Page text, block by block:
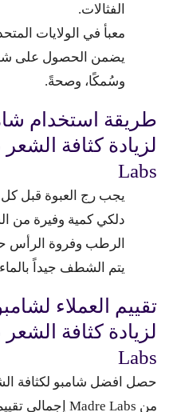
الفثالات.
معبأ في الولايات
يضمن الحصول على
وسُمكًا، وصحةً.
Labs
يجب رج العبوة قبل
دلكي كمية وفيرة من
الرطب وفروة الرأس
يتم الشطف جيداً بالماء
Labs